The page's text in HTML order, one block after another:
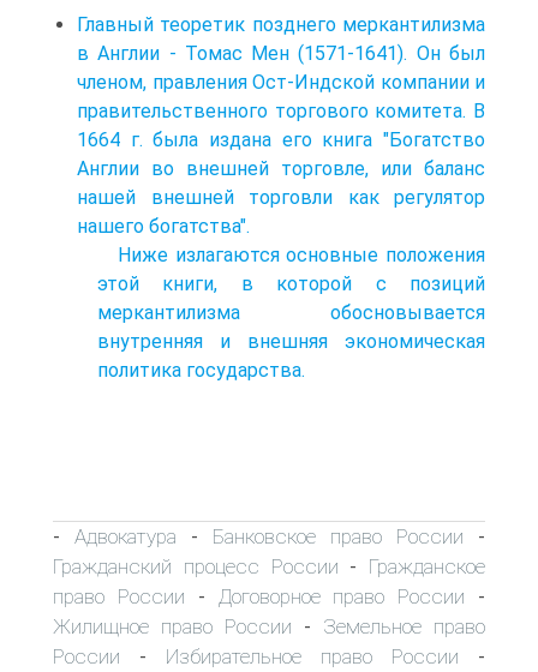
Главный теоретик позднего меркантилизма
в Англии - Томас Мен (1571-1641). Он был
членом, правления Ост-Индской компании и
правительственного торгового комитета. В
1664 г. была издана его книга "Богатство
Англии во внешней торговле, или баланс
нашей внешней торговли как регулятор
нашего богатства".
Ниже излагаются основные положения
этой книги, в которой с позиций
меркантилизма обосновывается
внутренняя и внешняя экономическая
политика государства.
- Адвокатура - Банковское право России -
Гражданский процесс России - Гражданское
право России - Договорное право России -
Жилищное право России - Земельное право
России - Избирательное право России -